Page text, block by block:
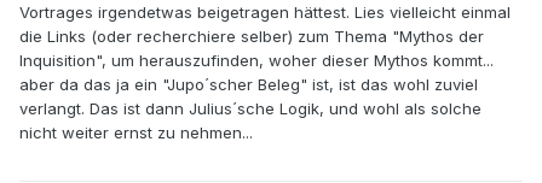
Vortrages irgendetwas beigetragen hättest. Lies vielleicht einmal
die Links (oder recherchiere selber) zum Thema "Mythos der
Inquisition", um herauszufinden, woher dieser Mythos kommt...
aber da das ja ein "Jupo´scher Beleg" ist, ist das wohl zuviel
verlangt. Das ist dann Julius´sche Logik, und wohl als solche
nicht weiter ernst zu nehmen...